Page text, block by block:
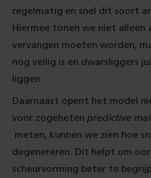
regelmatig en snel dit soort
Hiermee tonen we niet alleen
vervangen moeten worden,
nog veilig is en dwarsliggers
liggen.
Daarnaast opent het model
voor zogeheten predictive
meten, kunnen we zien hoe
degenereren. Dit helpt om
scheurvorming beter te